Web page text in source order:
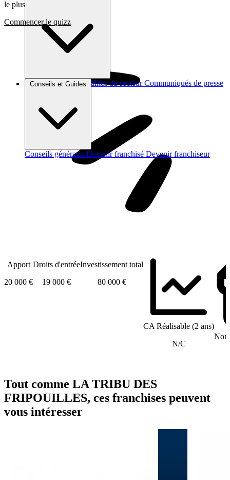
Brèves et actus Actualités du secteur Communiqués de presse
Conseils et Guides
Conseils généraux Devenir franchisé Devenir franchiseur
le plus d’affinité
Commencer le quizz
Apport
20 000 €
Droits d'entrée
19 000 €
Investissement total
80 000 €
CA Réalisable (2 ans)
N/C
Tout comme LA TRIBU DES
FRIPOUILLES, ces franchises peuvent
vous intéresser